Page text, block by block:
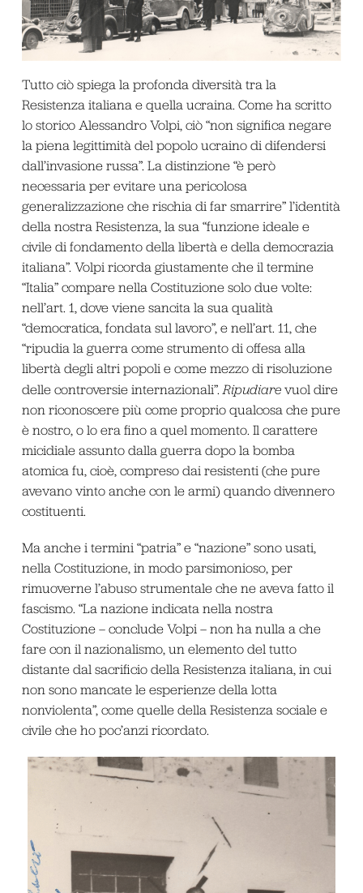
Tutto ciò spiega la profonda diversità tra la
Resistenza italiana e quella ucraina. Come ha scritto
lo storico Alessandro Volpi, ciò “non significa negare
la piena legittimità del popolo ucraino di difendersi
dall’invasione russa”. La distinzione “è però
necessaria per evitare una pericolosa
generalizzazione che rischia di far smarrire” l’identità
della nostra Resistenza, la sua “funzione ideale e
civile di fondamento della libertà e della democrazia
italiana”. Volpi ricorda giustamente che il termine
“Italia” compare nella Costituzione solo due volte:
nell’art. 1, dove viene sancita la sua qualità
“democratica, fondata sul lavoro”, e nell’art. 11, che
“ripudia la guerra come strumento di offesa alla
libertà degli altri popoli e come mezzo di risoluzione
delle controversie internazionali”. Ripudiarevuol dire
non riconoscere più come proprio qualcosa che pure
è nostro, o lo era fino a quel momento. Il carattere
micidiale assunto dalla guerra dopo la bomba
atomica fu, cioè, compreso dai resistenti (che pure
avevano vinto anche con le armi) quando divennero
costituenti.
Ma anche i termini “patria” e “nazione” sono usati,
nella Costituzione, in modo parsimonioso, per
rimuoverne l’abuso strumentale che ne aveva fatto il
fascismo. “La nazione indicata nella nostra
Costituzione – conclude Volpi – non ha nulla a che
fare con il nazionalismo, un elemento del tutto
distante dal sacrificio della Resistenza italiana, in cui
non sono mancate le esperienze della lotta
nonviolenta”, come quelle della Resistenza sociale e
civile che ho poc’anzi ricordato.